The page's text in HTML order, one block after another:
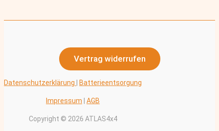
Vertrag widerrufen
Datenschutzerklärung Batterieentsorgung
Impressum AGB
Copyright © 2026 ATLAS4x4